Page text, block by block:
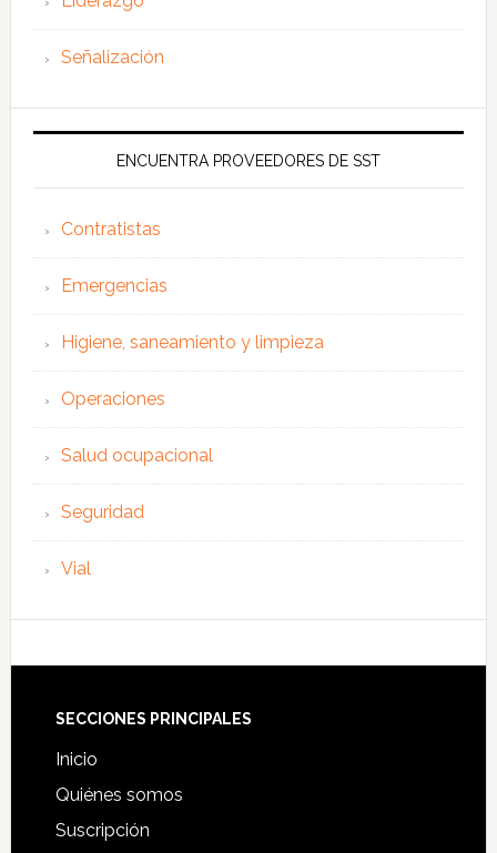
Señalización
ENCUENTRA PROVEEDORES DE SST
Contratistas
Emergencias
Higiene, saneamiento y limpieza
Operaciones
Salud ocupacional
Seguridad
Vial
Footer
SECCIONES PRINCIPALES
Inicio
Quiénes somos
Suscripción